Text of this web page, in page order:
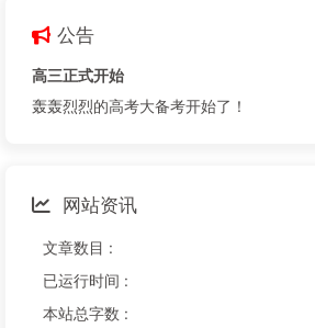
公告
高三正式开始
轰轰烈烈的高考大备考开始了！
网站资讯
文章数目 :
已运行时间 :
本站总字数 :